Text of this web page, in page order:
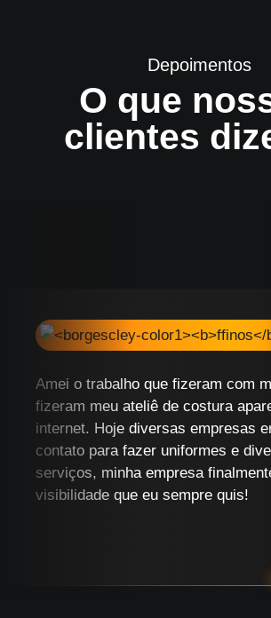
Depoimentos
O que
clientes
Amei o trabalho que fizeram com
fizeram meu ateliê de costura
internet. Hoje diversas empresas
contato para fazer uniformes e
serviços, minha empresa
visibilidade que eu sempre quis!